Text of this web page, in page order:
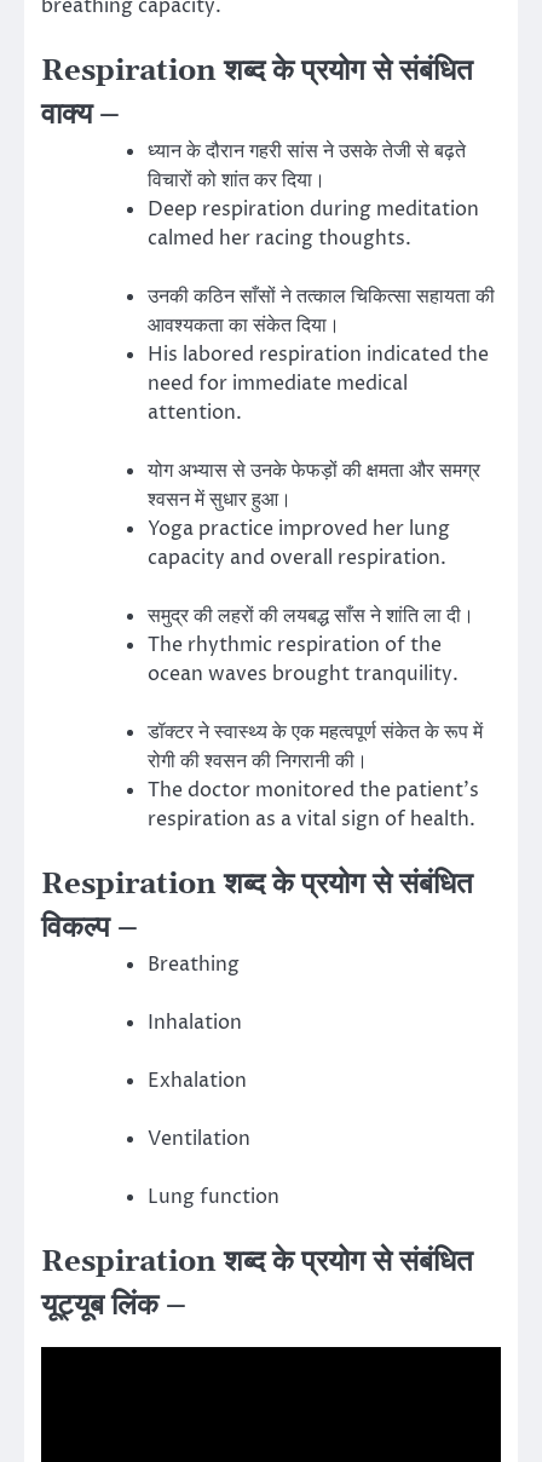
breathing capacity.
Respiration शब्द के प्रयोग से संबंधित
वाक्य –
ध्यान के दौरान गहरी सांस ने उसके तेजी से बढ़ते
विचारों को शांत कर दिया।
Deep respiration during meditation
calmed her racing thoughts.
उनकी कठिन साँसों ने तत्काल चिकित्सा सहायता की
आवश्यकता का संकेत दिया।
His labored respiration indicated the
need for immediate medical
attention.
योग अभ्यास से उनके फेफड़ों की क्षमता और समग्र
श्वसन में सुधार हुआ।
Yoga practice improved her lung
capacity and overall respiration.
समुद्र की लहरों की लयबद्ध साँस ने शांति ला दी।
The rhythmic respiration of the
ocean waves brought tranquility.
डॉक्टर ने स्वास्थ्य के एक महत्वपूर्ण संकेत के रूप में
रोगी की श्वसन की निगरानी की।
The doctor monitored the patient’s
respiration as a vital sign of health.
Respiration शब्द के प्रयोग से संबंधित
विकल्प –
Breathing
Inhalation
Exhalation
Ventilation
Lung function
Respiration शब्द के प्रयोग से संबंधित
यूट्यूब लिंक –